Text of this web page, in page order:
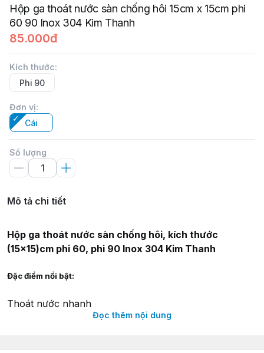
Hộp ga thoát nước sàn chống hôi 15cm x 15cm phi
60 90 Inox 304 Kim Thanh
85.000đ
Kích thước:
Phi 90
Đơn vị:
Cái
Số lượng
Mô tả chi tiết
Hộp ga thoát nước sàn chống hôi, kích thước
(15x15)cm phi 60, phi 90 Inox 304 Kim Thanh
Đặc điểm nổi bật:
Thoát nước nhanh
Đọc thêm nội dung